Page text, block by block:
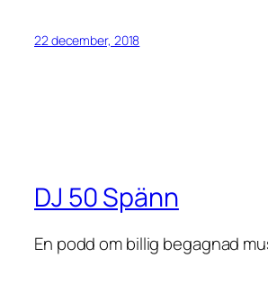
22 december, 2018
DJ 50 Spänn
En podd om billig begagnad